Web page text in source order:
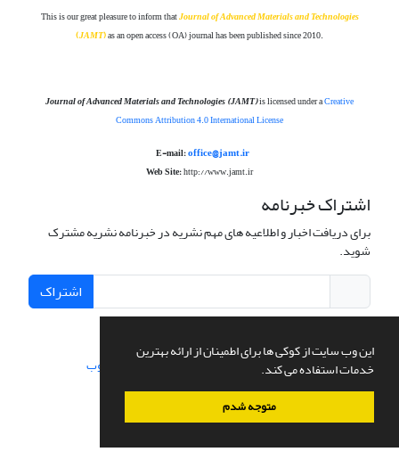
این وب سایت از کوکی ها برای اطمینان از ارائه بهترین
خدمات استفاده می کند.
متوجه شدم
This is our great pleasure to inform thatJournal of Advanced Materials and Technologies
(JAMT)as an open access (OA) journal has been published since 2010.
Journal of Advanced Materials and Technologies(JAMT)is licensed under aCreative
Commons Attribution 4.0 International License
E-mail:office@jamt.ir
Web Site:http://www.jamt.ir
اشتراک خبرنامه
برای دریافت اخبار و اطلاعیه های مهم نشریه در خبرنامه نشریه مشترک
شوید.
اشتراک
سامانه مدیریت نشریات علمی. طراحی و پیاده سازی از سیناوب